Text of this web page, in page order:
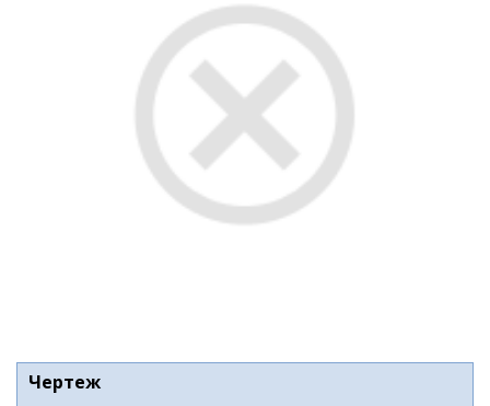
Чертеж